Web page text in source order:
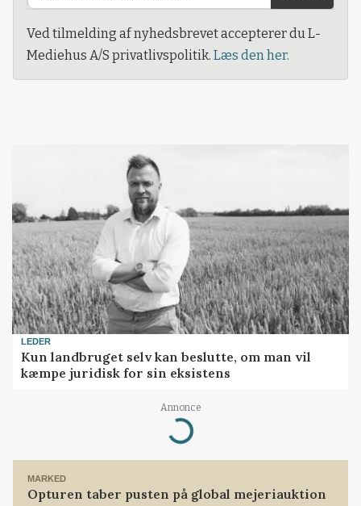
Ved tilmelding af nyhedsbrevet accepterer du L-
Mediehus A/S privatlivspolitik. Læs den her.
LEDER
Kun landbruget selv kan beslutte, om man vil
kæmpe juridisk for sin eksistens
Annonce
Loading...
MARKED
Opturen taber pusten på global mejeriauktion